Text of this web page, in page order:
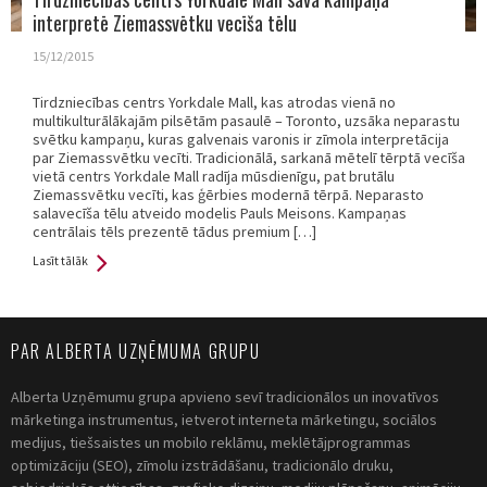
interpretē Ziemassvētku vecīša tēlu
15/12/2015
Tirdzniecības centrs Yorkdale Mall, kas atrodas vienā no
multikulturālākajām pilsētām pasaulē – Toronto, uzsāka neparastu
svētku kampaņu, kuras galvenais varonis ir zīmola interpretācija
par Ziemassvētku vecīti. Tradicionālā, sarkanā mētelī tērptā vecīša
vietā centrs Yorkdale Mall radīja mūsdienīgu, pat brutālu
Ziemassvētku vecīti, kas ģērbies modernā tērpā. Neparasto
salavecīša tēlu atveido modelis Pauls Meisons. Kampaņas
centrālais tēls prezentē tādus premium […]
Lasīt tālāk
PAR ALBERTA UZŅĒMUMA GRUPU
Alberta Uzņēmumu grupa apvieno sevī tradicionālos un inovatīvos
mārketinga instrumentus, ietverot interneta mārketingu, sociālos
medijus, tiešsaistes un mobilo reklāmu, meklētājprogrammas
optimizāciju (SEO), zīmolu izstrādāšanu, tradicionālo druku,